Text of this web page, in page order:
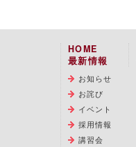
HOME
最新情報
お知らせ
お詫び
イベント
採用情報
講習会